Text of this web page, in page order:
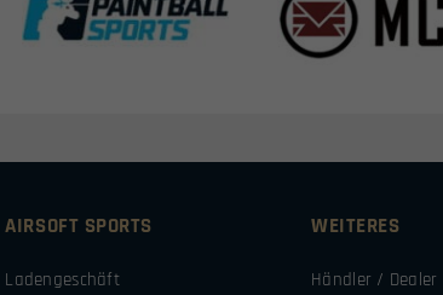
AIRSOFT SPORTS
Ladengeschäft
WEITERES
Händler / Dealer